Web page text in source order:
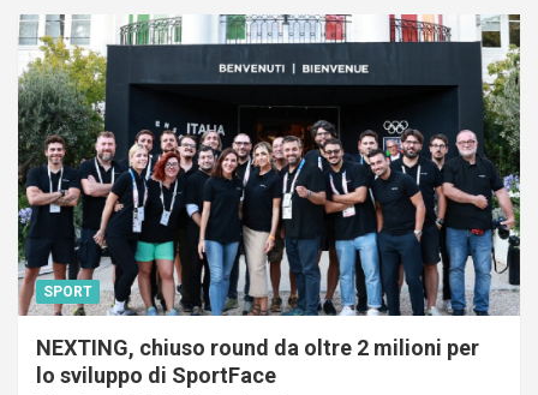
SPORT
NEXTING, chiuso round da oltre 2 milioni per
lo sviluppo di SportFace